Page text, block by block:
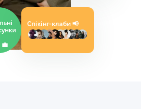
Спікінг-клаби 📢